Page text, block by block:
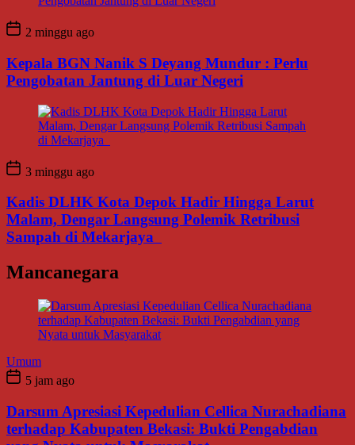
2 minggu ago
Kepala BGN Nanik S Deyang Mundur : Perlu
Pengobatan Jantung di Luar Negeri
3 minggu ago
Kadis DLHK Kota Depok Hadir Hingga Larut
Malam, Dengar Langsung Polemik Retribusi
Sampah di Mekarjaya
Mancanegara
Umum
5 jam ago
Darsum Apresiasi Kepedulian Cellica Nurachadiana
terhadap Kabupaten Bekasi: Bukti Pengabdian